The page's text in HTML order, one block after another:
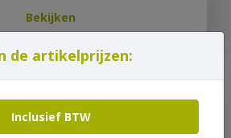
Bekijken
Bekijken
de artikelprijzen:
Inclusief BTW